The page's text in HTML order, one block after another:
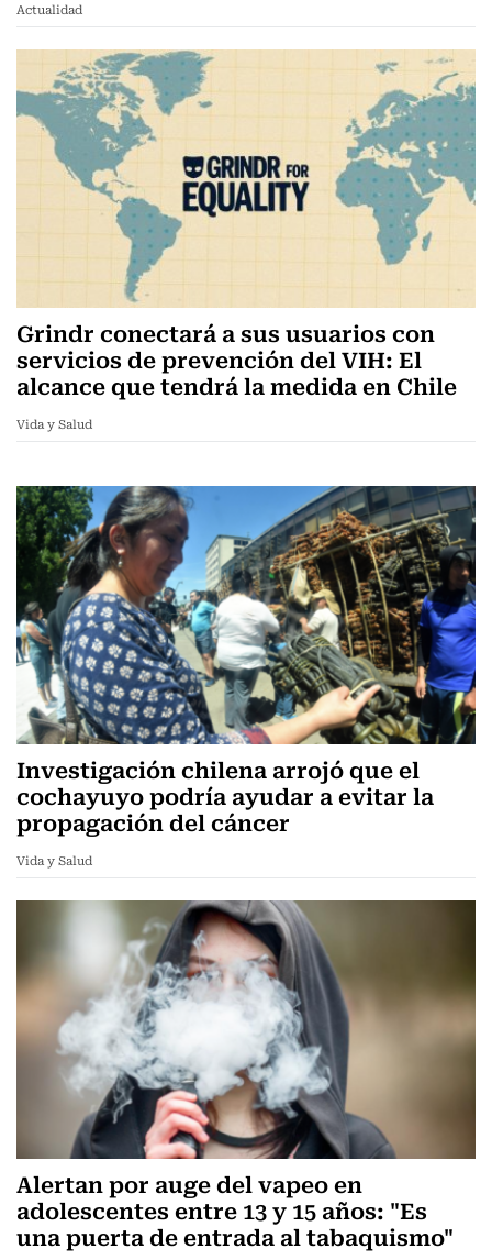
Actualidad
Grindr conectará a sus usuarios con
servicios de prevención del VIH: El
alcance que tendrá la medida en Chile
Vida y Salud
Investigación chilena arrojó que el
cochayuyo podría ayudar a evitar la
propagación del cáncer
Vida y Salud
Alertan por auge del vapeo en
adolescentes entre 13 y 15 años: "Es
una puerta de entrada al tabaquismo"